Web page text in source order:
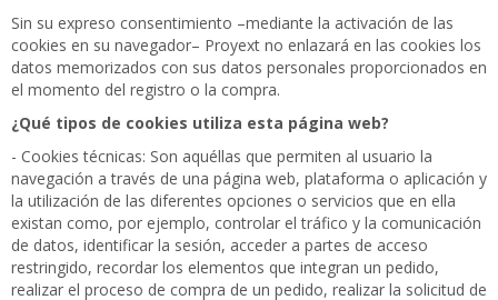
Sin su expreso consentimiento –mediante la activación de las
cookies en su navegador– Proyext no enlazará en las cookies los
datos memorizados con sus datos personales proporcionados en
el momento del registro o la compra.
¿Qué tipos de cookies utiliza esta página web?
- Cookies técnicas: Son aquéllas que permiten al usuario la
navegación a través de una página web, plataforma o aplicación y
la utilización de las diferentes opciones o servicios que en ella
existan como, por ejemplo, controlar el tráfico y la comunicación
de datos, identificar la sesión, acceder a partes de acceso
restringido, recordar los elementos que integran un pedido,
realizar el proceso de compra de un pedido, realizar la solicitud de